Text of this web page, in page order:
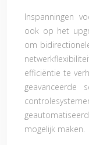
Inspanningen
ook op het
om
efficiëntie te
geavanceerde
mogelijk maken.